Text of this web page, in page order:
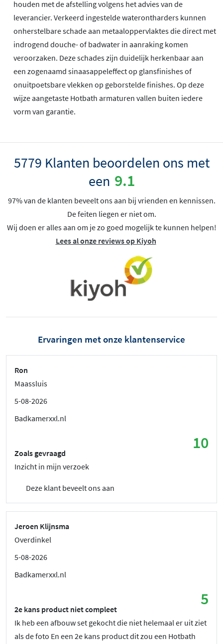
houden met de afstelling volgens het advies van de
leverancier. Verkeerd ingestelde waterontharders kunnen
onherstelbare schade aan metaaloppervlaktes die direct met
indrogend douche- of badwater in aanraking komen
veroorzaken. Deze schades zijn duidelijk herkenbaar aan
een zogenaamd sinaasappeleffect op glansfinishes of
onuitpoetsbare vlekken op geborstelde finishes. Op deze
wijze aangetaste Hotbath armaturen vallen buiten iedere
vorm van garantie.
5779 Klanten beoordelen ons met
een 9.1
97% van de klanten beveelt ons aan bij vrienden en kennissen.
De feiten liegen er niet om.
Wij doen er alles aan om je zo goed mogelijk te kunnen helpen!
Lees al onze reviews op Kiyoh
Ervaringen met onze klantenservice
Ron
Maassluis
5-08-2026
Badkamerxxl.nl
10
Zoals gevraagd
Inzicht in mijn verzoek
Deze klant beveelt ons aan
Jeroen Klijnsma
Overdinkel
5-08-2026
Badkamerxxl.nl
5
2e kans product niet compleet
Ik heb een afbouw set gekocht die niet helemaal er uit ziet
als de foto En een 2e kans product dit zou een Hotbath